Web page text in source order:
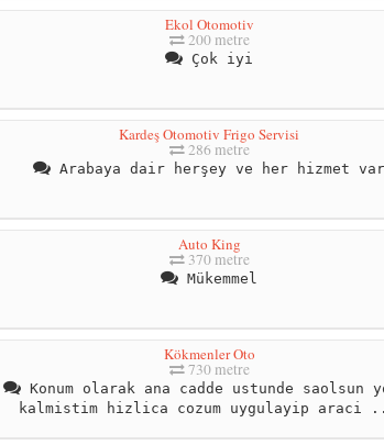
Ekol Otomotiv
200 metre
Çok iyi
Kardeş Otomotiv Frigo Servisi
286 metre
Arabaya dair herşey ve her hizmet var
Auto King
370 metre
Mükemmel
Kökmenler Oto
730 metre
Konum olarak ana cadde ustunde saolsun
kalmistim hizlica cozum uygulayip araci